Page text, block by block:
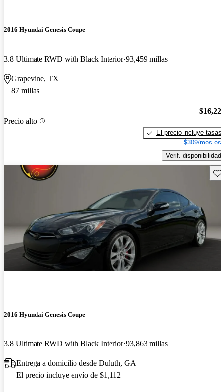
2016 Hyundai Genesis Coupe
3.8 Ultimate RWD with Black Interior 93,459 millas
Grapevine, TX
87 millas
Precio alto
El precio incluye tasas
$309/mes
Verif. disponibilidad
2016 Hyundai Genesis Coupe
3.8 Ultimate RWD with Black Interior 93,863 millas
Entrega a domicilio desde Duluth, GA
El precio incluye envío de $1,112